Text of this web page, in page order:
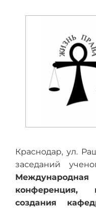
Краснодар, ул.
заседаний
Международная
конференция,
создания